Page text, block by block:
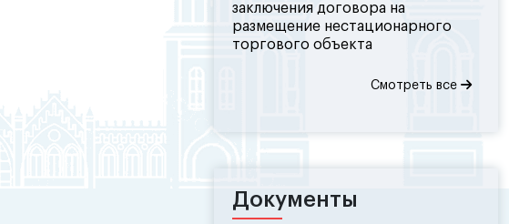
заключения договора на
размещение нестационарного
торгового объекта
Смотреть все
Документы